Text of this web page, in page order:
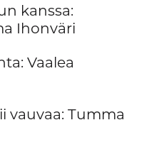
kanssa:
Ihonväri
Vaalea
vauvaa: Tumma